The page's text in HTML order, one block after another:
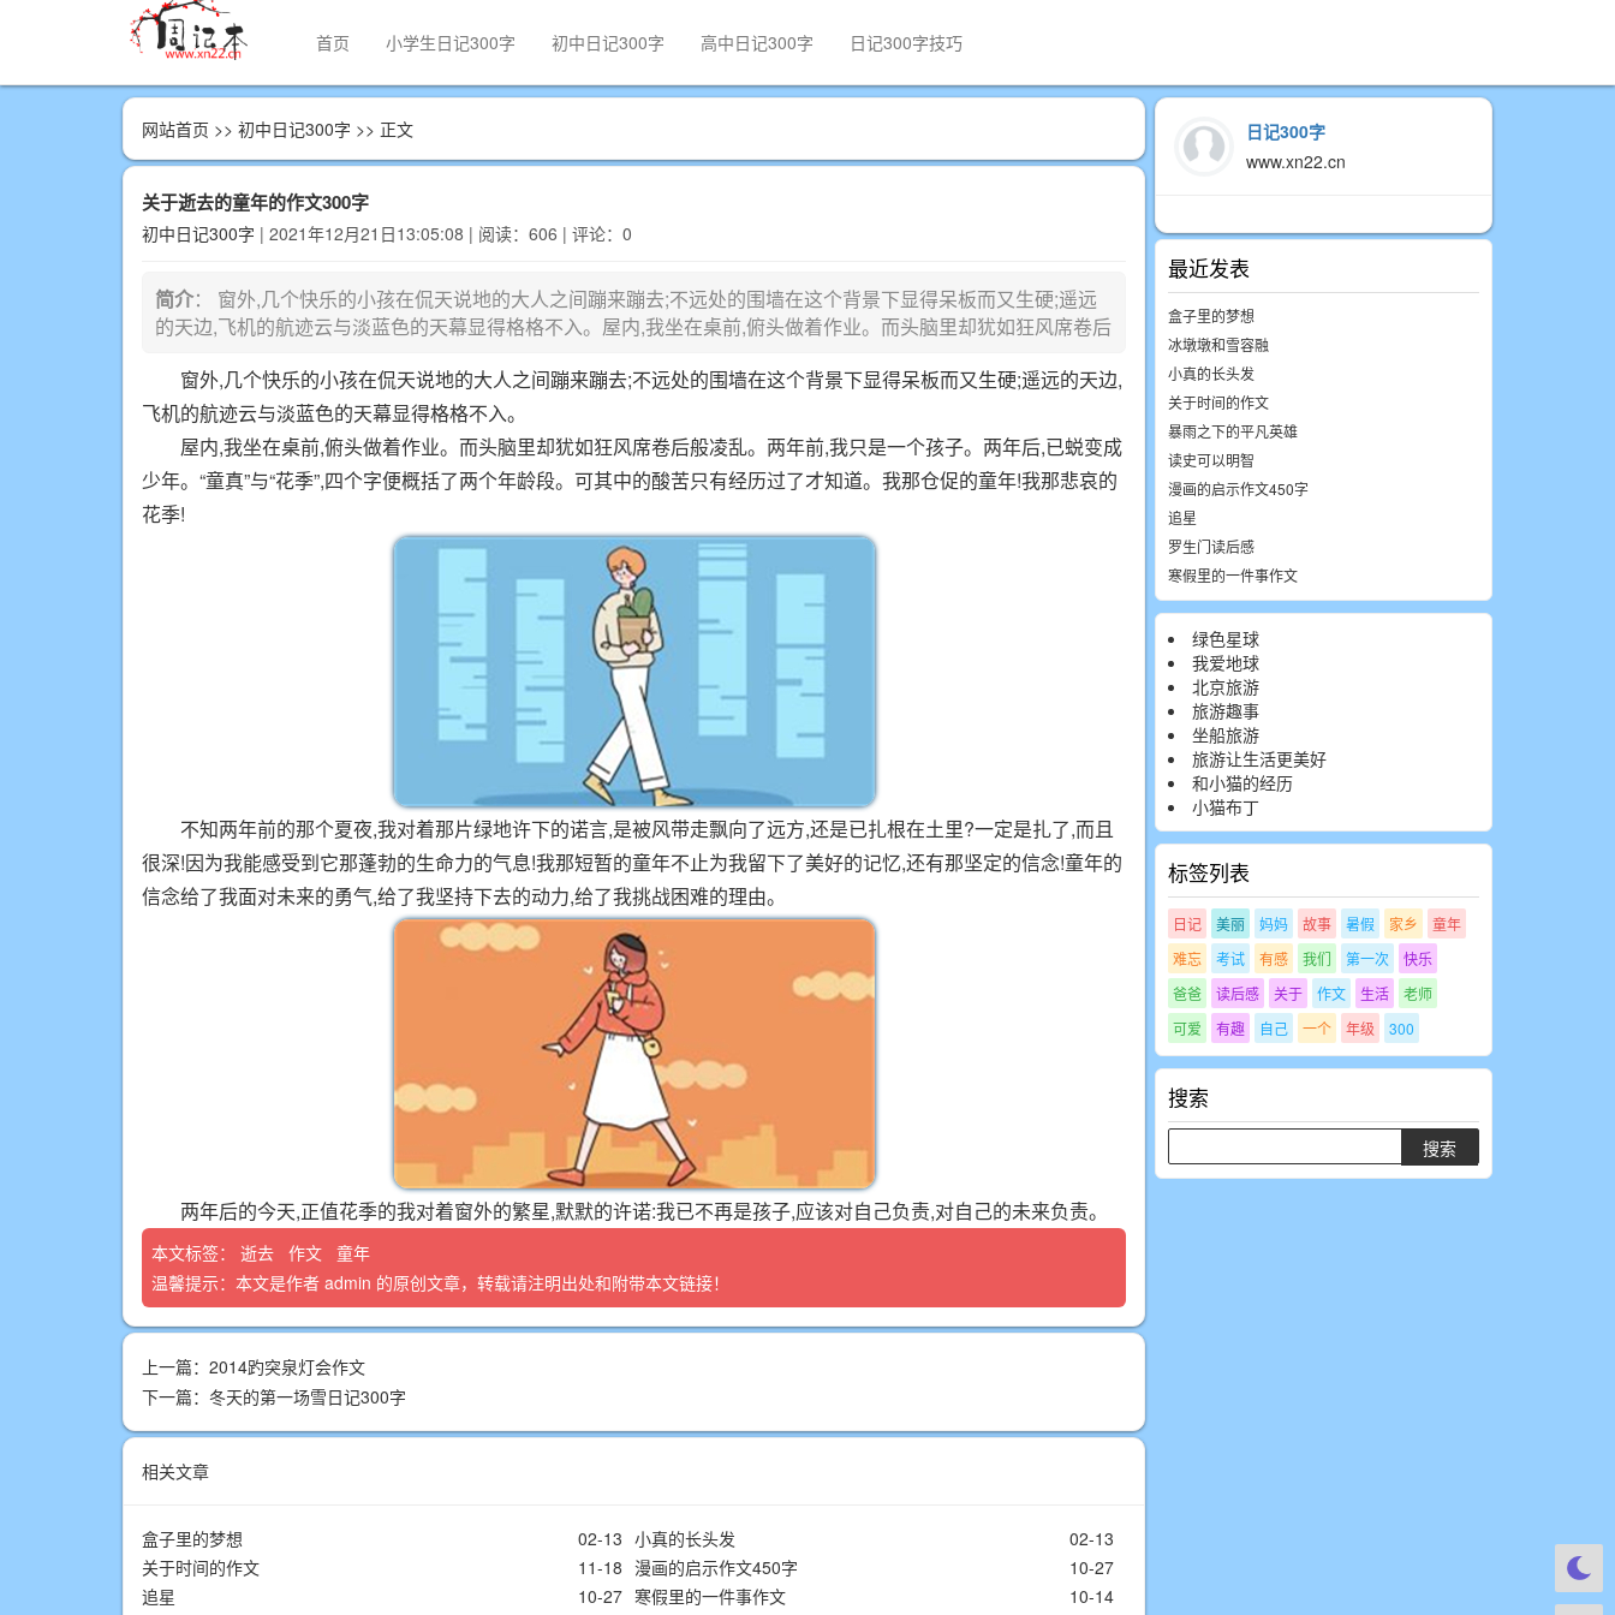
首页 小学生日记300字 初中日记300字 高中日记300字 日记300字技巧
网站首页 >> 初中日记300字 >> 正文
关于逝去的童年的作文300字
初中日记300字 | 2021年12月21日13:05:08 | 阅读：606 | 评论：0
简介： 窗外,几个快乐的小孩在侃天说地的大人之间蹦来蹦去;不远处的围墙在这个背景下显得呆板而又生硬;遥远
的天边,飞机的航迹云与淡蓝色的天幕显得格格不入。屋内,我坐在桌前,俯头做着作业。而头脑里却犹如狂风席卷后
窗外,几个快乐的小孩在侃天说地的大人之间蹦来蹦去;不远处的围墙在这个背景下显得呆板而又生硬;遥远的天边,
飞机的航迹云与淡蓝色的天幕显得格格不入。
屋内,我坐在桌前,俯头做着作业。而头脑里却犹如狂风席卷后般凌乱。两年前,我只是一个孩子。两年后,已蜕变成
少年。“童真”与“花季”,四个字便概括了两个年龄段。可其中的酸苦只有经历过了才知道。我那仓促的童年!我那悲哀的
花季!
不知两年前的那个夏夜,我对着那片绿地许下的诺言,是被风带走飘向了远方,还是已扎根在土里?一定是扎了,而且
很深!因为我能感受到它那蓬勃的生命力的气息!我那短暂的童年不止为我留下了美好的记忆,还有那坚定的信念!童年的
信念给了我面对未来的勇气,给了我坚持下去的动力,给了我挑战困难的理由。
两年后的今天,正值花季的我对着窗外的繁星,默默的许诺:我已不再是孩子,应该对自己负责,对自己的未来负责。
本文标签： 逝去 作文 童年
温馨提示：本文是作者 admin 的原创文章，转载请注明出处和附带本文链接！
上一篇： 2014趵突泉灯会作文
下一篇： 冬天的第一场雪日记300字
相关文章
02-13
盒子里的梦想 02-13
小真的长头发
11-18
关于时间的作文 10-27
漫画的启示作文450字
10-27
追星 10-14
寒假里的一件事作文
日记300字
www.xn22.cn
最近发表
盒子里的梦想
冰墩墩和雪容融
小真的长头发
关于时间的作文
暴雨之下的平凡英雄
读史可以明智
漫画的启示作文450字
追星
罗生门读后感
寒假里的一件事作文
绿色星球
我爱地球
北京旅游
旅游趣事
坐船旅游
旅游让生活更美好
和小猫的经历
小猫布丁
标签列表
日记 美丽 妈妈 故事 暑假 家乡
童年
难忘
考试 有感 我们 第一次
快乐
爸爸
读后感 关于 作文 生活
老师
可爱
有趣 自己 一个 年级 300
搜索